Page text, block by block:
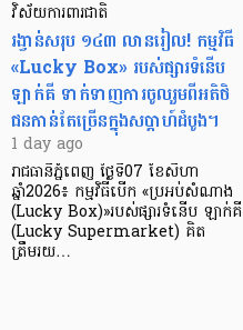
វិស័យការពារជាតិ
រង្វាន់សរុប ១៤៣ លានរៀល! កម្មវិធី
«Lucky Box» របស់ផ្សារទំនើប
ឡាក់គី ទាក់ទាញការចូលរួមពីអតិថិ
ជនកាន់តែច្រើនក្នុងសប្តាហ៍ដំបូង។
1 day ago
រាជធានីភ្នំពេញ ថ្ងៃទី07 ខែសីហា
ឆ្នាំ2026៖ កម្មវិធីបើក «ប្រអប់សំណាង
(Lucky Box)»របស់ផ្សារទំនើប ឡាក់គី
(Lucky Supermarket) គិត
ត្រឹមរយ…